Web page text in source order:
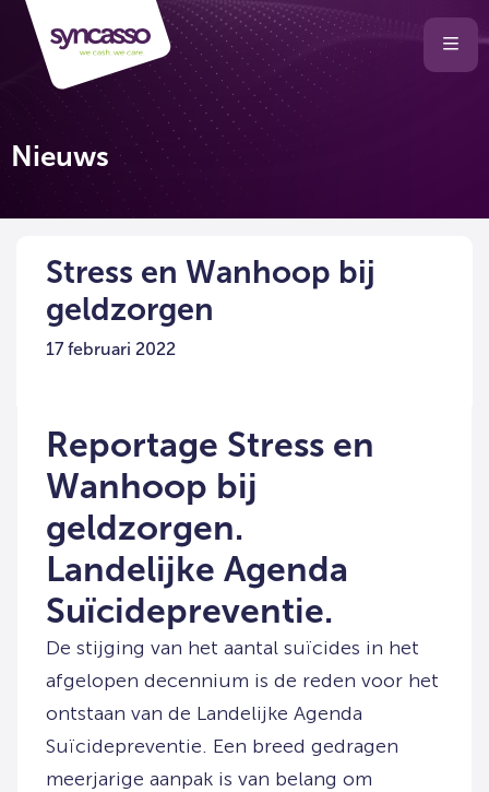
Selecteer
Nieuws
Stress en Wanhoop bij
geldzorgen
17 februari 2022
Reportage Stress en
Wanhoop bij
geldzorgen.
Landelijke Agenda
Suïcidepreventie.
De stijging van het aantal suïcides in het
afgelopen decennium is de reden voor het
ontstaan van de Landelijke Agenda
Suïcidepreventie. Een breed gedragen
meerjarige aanpak is van belang om